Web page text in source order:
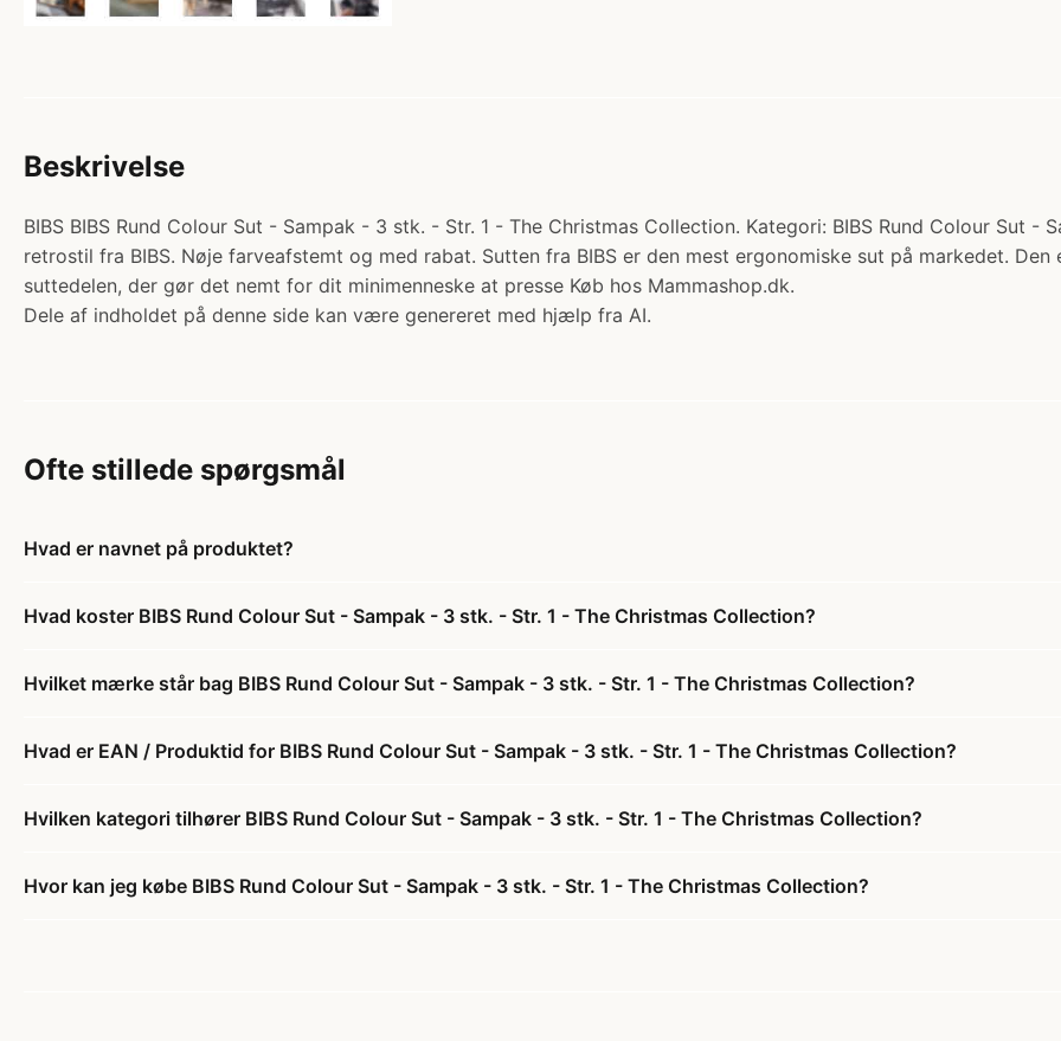
Beskrivelse
BIBS BIBS Rund Colour Sut - Sampak - 3 stk. - Str. 1 - The Christmas Collection. Kategori: BIBS Rund Colour Sut -
retrostil fra BIBS. Nøje farveafstemt og med rabat. Sutten fra BIBS er den mest ergonomiske sut på markedet.
suttedelen, der gør det nemt for dit minimenneske at presse Køb hos Mammashop.dk.
Dele af indholdet på denne side kan være genereret med hjælp fra AI.
Ofte stillede spørgsmål
Hvad er navnet på produktet?
Hvad koster BIBS Rund Colour Sut - Sampak - 3 stk. - Str. 1 - The Christmas Collection?
Hvilket mærke står bag BIBS Rund Colour Sut - Sampak - 3 stk. - Str. 1 - The Christmas Collection?
Hvad er EAN / Produktid for BIBS Rund Colour Sut - Sampak - 3 stk. - Str. 1 - The Christmas Collection?
Hvilken kategori tilhører BIBS Rund Colour Sut - Sampak - 3 stk. - Str. 1 - The Christmas Collection?
Hvor kan jeg købe BIBS Rund Colour Sut - Sampak - 3 stk. - Str. 1 - The Christmas Collection?